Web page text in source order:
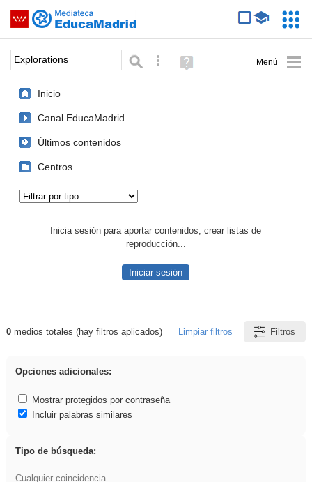
Saltar navegación
Palabra o frase: Búsqueda avanzada
Ayuda
(en
Inicio
Canal EducaMadrid
Últimos contenidos
Centros
Inicia sesión para aportar contenidos, crear listas de
reproducción...
Iniciar sesión
Resultados de: Explorations
0medios totales (hay filtros aplicados) Limpiar filtros Filtros
Opciones adicionales:
Mostrar protegidos por contraseña
Incluir palabras similares
Tipo de búsqueda:
Cualquier coincidencia